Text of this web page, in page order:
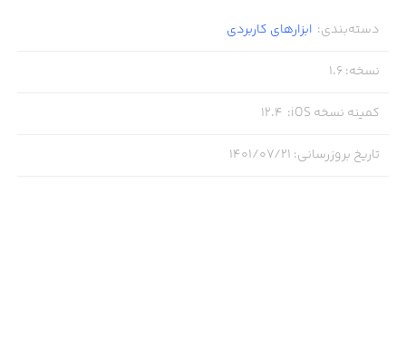
دسته‌بندی: ابزار‌های کاربردی
نسخه:
1.6
کمینه نسخه iOS :
12.4
تاریخ بروزرسانی: ۱۴۰۱/۰۷/۲۱